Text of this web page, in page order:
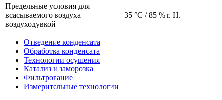
Предельные условия для
всасываемого воздуха
воздуходувкой
35 °C / 85 % r. H.
Отведение конденсата
Обработка конденсата
Технологии осушения
Катализ и заморозка
Фильтрование
Измерительные технологии